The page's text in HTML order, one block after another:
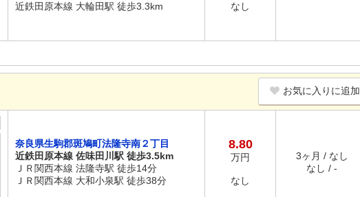
近鉄田原本線 大輪田駅 徒歩3.3km
なし
お気に入りに追加
奈良県生駒郡斑鳩町法隆寺南２丁目
近鉄田原本線 佐味田川駅 徒歩3.5km
ＪＲ関西本線 法隆寺駅 徒歩14分
ＪＲ関西本線 大和小泉駅 徒歩38分
8.80
万円
なし
3ヶ月 / なし
なし / -